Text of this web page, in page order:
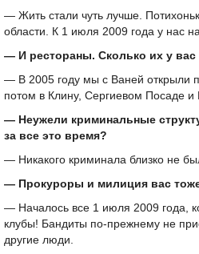
— Жить стали чуть лучше.
области. К 1 июля 2009 года у нас
— И рестораны. Сколько их у
— В 2005 году мы с Ваней открыли
потом в Клину, Сергиевом Посаде и
— Неужели криминальные
за все это время?
— Никакого криминала близко не
— Прокуроры и милиция вас
— Началось все 1 июля 2009 года,
клубы! Бандиты по-прежнему не
другие люди.